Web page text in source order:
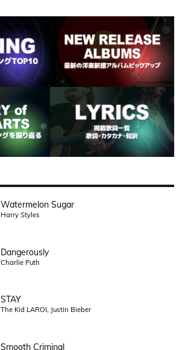
Watermelon Sugar
Harry Styles
Dangerously
Charlie Puth
STAY
The Kid LAROI, Justin Bieber
Smooth Criminal